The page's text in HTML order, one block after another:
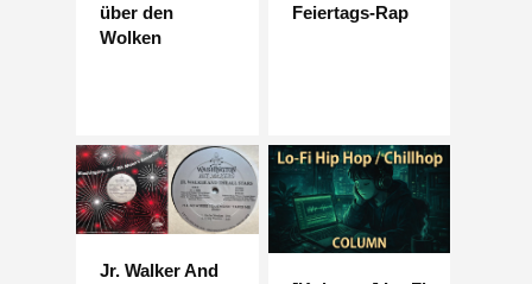
über den
Wolken
Feiertags-Rap
Jr. Walker And